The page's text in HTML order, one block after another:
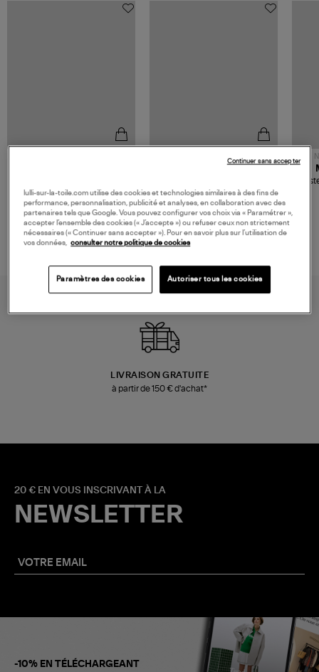
480,00 €
Champagne
NOUVELLE COLLECTION
189,00 €
Mousse
LIVRAISON GRATUITE
à partir de 150 € d'achat*
20 € EN VOUS INSCRIVANT À LA
NEWSLETTER
-10% EN TÉLÉCHARGEANT
lulli-sur-la-toile.com utilise des cookies et technologies similaires à des fins de
performance, personnalisation, publicité et analyses, en collaboration avec des
partenaires tels que Google. Vous pouvez configurer vos choix via « Paramétrer »,
accepter l’ensemble des cookies (« J’accepte ») ou refuser ceux non strictement
nécessaires (« Continuer sans accepter »). Pour en savoir plus sur l’utilisation de
vos données, consulter notre politique de cookies
Paramètres des cookies Autoriser tous les cookies
Continuer sans accepter